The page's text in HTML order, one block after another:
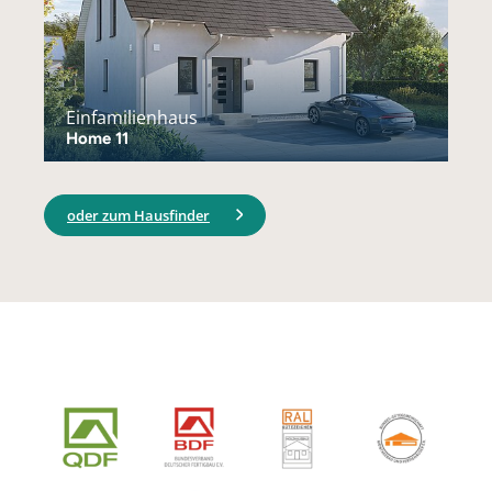
Einfamilienhaus
Home 11
oder zum Hausfinder